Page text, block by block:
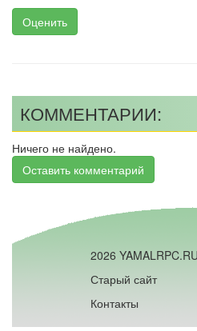
Оценить
КОММЕНТАРИИ:
Ничего не найдено.
Оставить комментарий
2026 YAMALRPC.RU
Старый сайт
Контакты